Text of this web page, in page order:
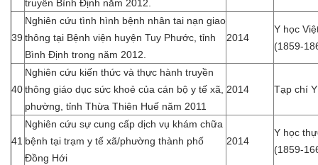
truyền Bình Định năm 2012.
39
Nghiên cứu tình hình bệnh nhân tai nạn giao
thông tại Bệnh viện huyện Tuy Phước, tỉnh
Bình Định trong năm 2012.
2014
Y học
(1859-
40
Nghiên cứu kiến thức và thực hành truyền
thông giáo dục sức khoẻ của cán bộ y tế xã,
phường, tỉnh Thừa Thiên Huế năm 2011
2014 Tạp chí
41
Nghiên cứu sự cung cấp dịch vụ khám chữa
bệnh tại trạm y tế xã/phường thành phố
Đồng Hới
2014
Y học
(1859-